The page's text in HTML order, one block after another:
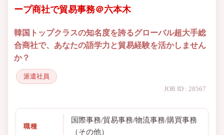
ープ商社で貿易事務＠六本木
韓国トップクラスの知名度を誇るグローバル超大手総
合商社で、あなたの語学力と貿易経験を活かしません
か？
派遣社員
JOB ID : 28567
職種
国際事務/貿易事務/物流事務/購買事務
（その他）